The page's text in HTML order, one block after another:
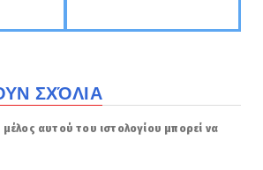
ΣΧΌΛΙΑ
αυτού του ιστολογίου μπορεί να